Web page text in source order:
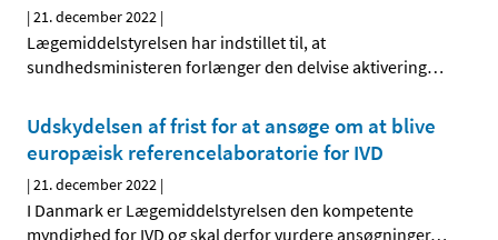
|21. december 2022 |
Lægemiddelstyrelsen har indstillet til, at
sundhedsministeren forlænger den delvise aktivering…
Udskydelsen af frist for at ansøge om at blive
europæisk referencelaboratorie for IVD
|21. december 2022 |
I Danmark er Lægemiddelstyrelsen den kompetente
myndighed for IVD og skal derfor vurdere ansøgninger…